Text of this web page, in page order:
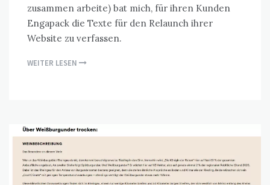
zusammen arbeite) bat mich, für ihren Kunden
Engapack die Texte für den Relaunch ihrer
Website zu verfassen.
WEITER LESEN